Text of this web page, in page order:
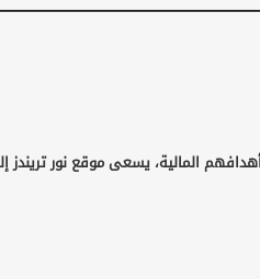
المالية، يسعى موقع نور تريندز